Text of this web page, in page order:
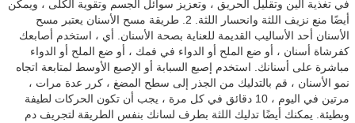
في تغذية الين وتقليل الحريق ، وتعزيز سوائل الجسم وتقوية الكلى ، ويمكن
أيضًا منع نزيف اللثة وانحسار اللثة. 2. طريقة مسح الأسنان يعتبر مسح
الأسنان أحد الأساليب القديمة للعناية بصحة الأسنان. أي ، استخدم أصابعك
كفرشاة أسنان ، أو ضع الملح أو الدواء في فمك ، أو ضع الملح أو الدواء
مباشرة على أسنانك. استخدم إصبع السبابة أو الإصبع الأوسط لمتابعة اتجاه
نمو الأسنان ، قم بالتدليك من الجذر إلى سطح المضغ ، كرر عدة مرات ،
مرتين في اليوم ، 10 دقائق في كل مرة ، يجب أن تكون الحركات لطيفة
وبطيئة. يمكنك أيضًا تدليك اللثة بطرف لسانك بنفس الطريقة لتجريف دم